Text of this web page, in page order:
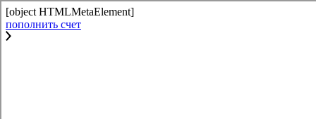
[object HTMLMetaElement]
пополнить счет